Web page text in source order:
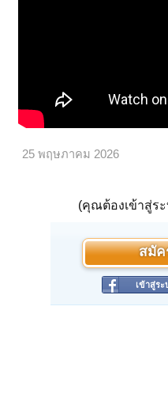
25 พฤษภาคม 2026
(คุณต้องเข้าสู่ร
สมัค
เข้าสู่ร